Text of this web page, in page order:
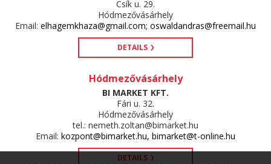
Csík u. 29.
Hódmezővásárhely
Email: elhagemkhaza@gmail.com; oswaldandras@freemail.hu
DETAILS
Hódmezővásárhely
BI MARKET KFT.
Fári u. 32.
Hódmezővásárhely
tel.: nemeth.zoltan@bimarket.hu
Email: kozpont@bimarket.hu, bimarket@t-online.hu
DETAILS